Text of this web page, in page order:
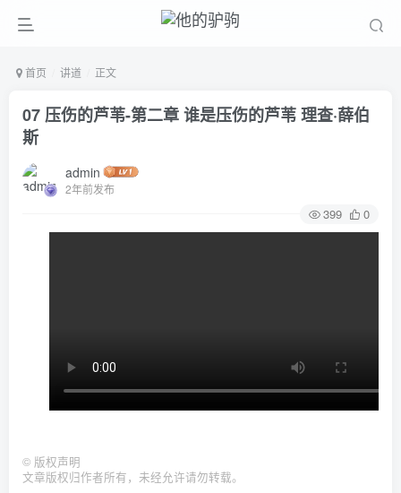
首页 讲道 正文
07 压伤的芦苇-第二章 谁是压伤的芦苇 理查·薛伯
斯
admin
2年前发布
399 0
© 版权声明
文章版权归作者所有，未经允许请勿转载。